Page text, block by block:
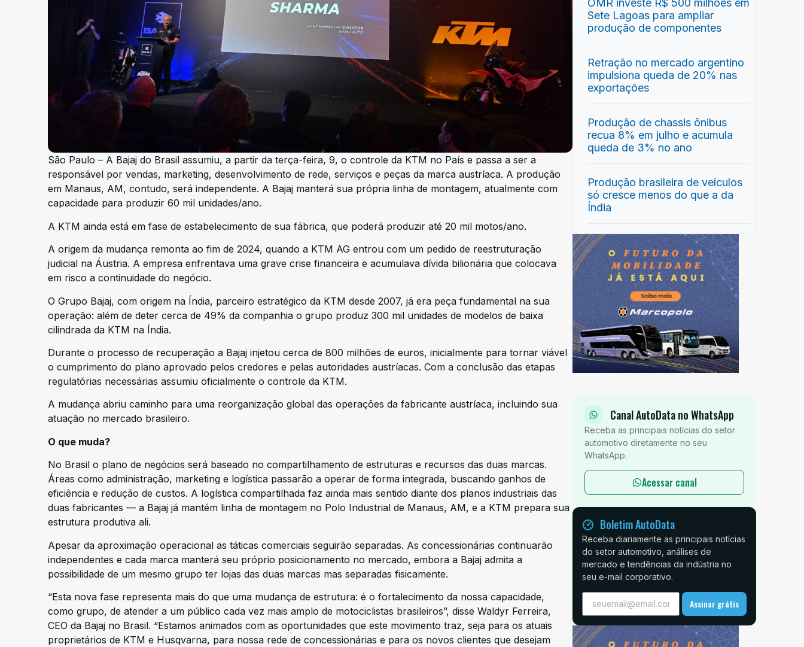
São Paulo – A Bajaj do Brasil assumiu, a partir da terça-feira, 9, o controle da KTM no País e passa a ser a
responsável por vendas, marketing, desenvolvimento de rede, serviços e peças da marca austríaca. A produção
em Manaus, AM, contudo, será independente. A Bajaj manterá sua própria linha de montagem, atualmente com
capacidade para produzir 60 mil unidades/ano.
A KTM ainda está em fase de estabelecimento de sua fábrica, que poderá produzir até 20 mil motos/ano.
A origem da mudança remonta ao fim de 2024, quando a KTM AG entrou com um pedido de reestruturação
judicial na Áustria. A empresa enfrentava uma grave crise financeira e acumulava dívida bilionária que colocava
em risco a continuidade do negócio.
O Grupo Bajaj, com origem na Índia, parceiro estratégico da KTM desde 2007, já era peça fundamental na sua
operação: além de deter cerca de 49% da companhia o grupo produz 300 mil unidades de modelos de baixa
cilindrada da KTM na Índia.
Durante o processo de recuperação a Bajaj injetou cerca de 800 milhões de euros, inicialmente para tornar viável
o cumprimento do plano aprovado pelos credores e pelas autoridades austríacas. Com a conclusão das etapas
regulatórias necessárias assumiu oficialmente o controle da KTM.
A mudança abriu caminho para uma reorganização global das operações da fabricante austríaca, incluindo sua
atuação no mercado brasileiro.
O que muda?
No Brasil o plano de negócios será baseado no compartilhamento de estruturas e recursos das duas marcas.
Áreas como administração, marketing e logística passarão a operar de forma integrada, buscando ganhos de
eficiência e redução de custos. A logística compartilhada faz ainda mais sentido diante dos planos industriais das
duas fabricantes — a Bajaj já mantém linha de montagem no Polo Industrial de Manaus, AM, e a KTM prepara sua
estrutura produtiva ali.
Apesar da aproximação operacional as táticas comerciais seguirão separadas. As concessionárias continuarão
independentes e cada marca manterá seu próprio posicionamento no mercado, embora a Bajaj admita a
possibilidade de um mesmo grupo ter lojas das duas marcas mas separadas fisicamente.
“Esta nova fase representa mais do que uma mudança de estrutura: é o fortalecimento da nossa capacidade,
como grupo, de atender a um público cada vez mais amplo de motociclistas brasileiros”, disse Waldyr Ferreira,
CEO da Bajaj no Brasil. “Estamos animados com as oportunidades que este movimento traz, seja para os atuais
proprietários de KTM e Husqvarna, para nossa rede de concessionárias e para os novos clientes que desejam
OMR investe R$ 500 milhões em
Sete Lagoas para ampliar
produção de componentes
Retração no mercado argentino
impulsiona queda de 20% nas
exportações
Produção de chassis ônibus
recua 8% em julho e acumula
queda de 3% no ano
Produção brasileira de veículos
só cresce menos do que a da
Índia
Canal AutoData no WhatsApp
Receba as principais notícias do setor
automotivo diretamente no seu
WhatsApp.
Acessar canal
Boletim AutoData
Receba diariamente as principais notícias
do setor automotivo, análises de
mercado e tendências da indústria no
seu e-mail corporativo.
Assinar grátis